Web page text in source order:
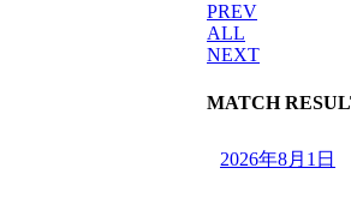
PREV
ALL
NEXT
MATCH
2026年8月1日